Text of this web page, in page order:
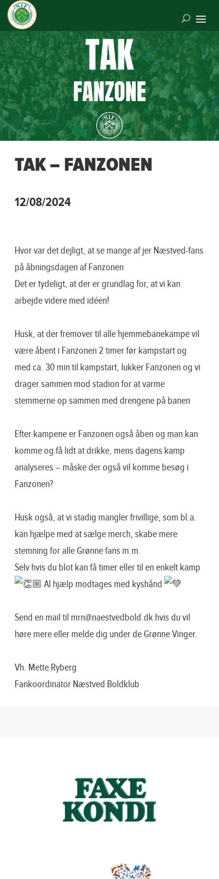
TAK – FANZONEN
12/08/2024
Hvor var det dejligt, at se mange af jer Næstved-fans
på åbningsdagen af Fanzonen
Det er tydeligt, at der er grundlag for, at vi kan
arbejde videre med idéen!
Husk, at der fremover til alle hjemmebanekampe vil
være åbent i Fanzonen 2 timer før kampstart og
med ca. 30 min til kampstart, lukker Fanzonen og vi
drager sammen mod stadion for at varme
stemmerne op sammen med drengene på banen
Efter kampene er Fanzonen også åben og man kan
komme og få lidt at drikke, mens dagens kamp
analyseres – måske der også vil komme besøg i
Fanzonen?
Husk også, at vi stadig mangler frivillige, som bl.a.
kan hjælpe med at sælge merch, skabe mere
stemning for alle Grønne fans m.m.
Selv hvis du blot kan få timer eller til en enkelt kamp
Al hjælp modtages med kyshånd
Send en mail til mrn@naestvedbold.dk hvis du vil
høre mere eller melde dig under de Grønne Vinger.
Vh. Mette Ryberg
Fankoordinator Næstved Boldklub